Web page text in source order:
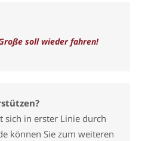
soll wieder fahren!
sich in erster Linie durch
können Sie zum weiteren